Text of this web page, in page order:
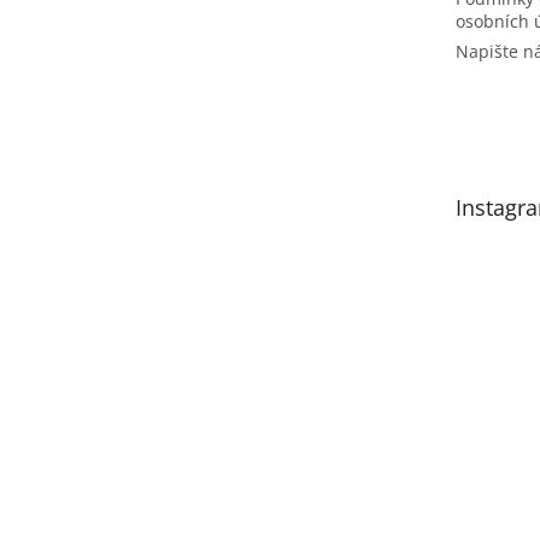
osobních
Napište